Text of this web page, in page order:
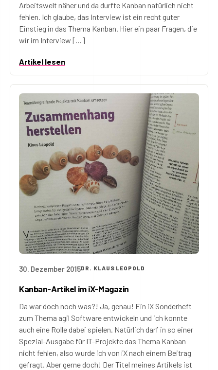
Arbeitswelt näher und da durfte Kanban natürlich nicht
fehlen. Ich glaube, das Interview ist ein recht guter
Einstieg in das Thema Kanban. Hier ein paar Fragen, die
wir im Interview […]
Artikel lesen
30. Dezember 2015DR. KLAUS LEOPOLD
Kanban-Artikel im iX-Magazin
Da war doch noch was?! Ja, genau! Ein iX Sonderheft
zum Thema agil Software entwickeln und ich konnte
auch eine Rolle dabei spielen. Natürlich darf in so einer
Spezial-Ausgabe für IT-Projekte das Thema Kanban
nicht fehlen, also wurde ich von iX nach einem Beitrag
gefragt. Aber gerne doch! Der Titel meines Artikels ist